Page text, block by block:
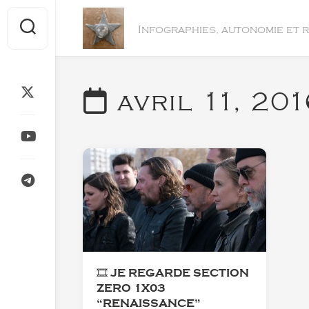
content
Infographies, autonomie et
avril 11,
🎞️ JE REGARDE SECTION
ZERO 1X03
“RENAISSANCE”